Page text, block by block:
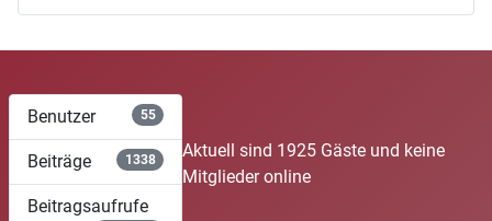
Benutzer 55
Beiträge 1338
Beitragsaufrufe
Aktuell sind 1925 Gäste und keine
Mitglieder online